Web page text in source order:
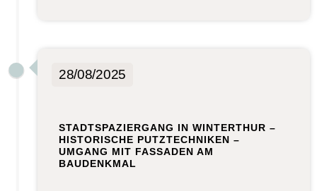
28/08/2025
STADTSPAZIERGANG IN WINTERTHUR –
HISTORISCHE PUTZTECHNIKEN –
UMGANG MIT FASSADEN AM
BAUDENKMAL